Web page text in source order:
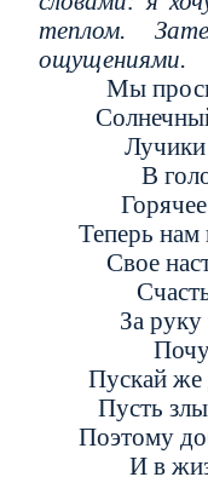
теплом.
ощущениями.
Мы
Лучики
В
Теперь нам
Свое
За
Пускай же
Пусть
Поэтому
И в